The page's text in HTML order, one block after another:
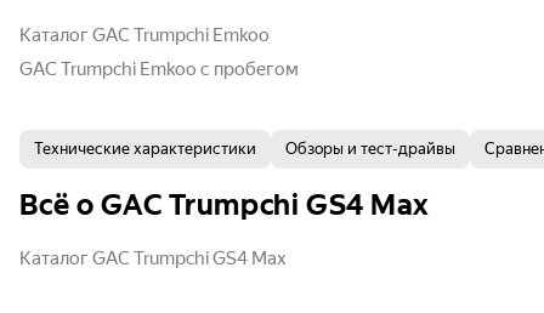
Каталог GAC Trumpchi Emkoo
GAC Trumpchi Emkoo с пробегом
Технические характеристики Обзоры и тест-драйвы
Всё о GAC Trumpchi GS4 Max
Каталог GAC Trumpchi GS4 Max